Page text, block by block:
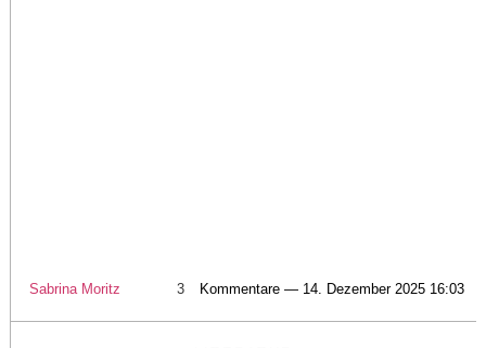
Sabrina Moritz 3 Kommentare — 14. Dezember 2025 16:03